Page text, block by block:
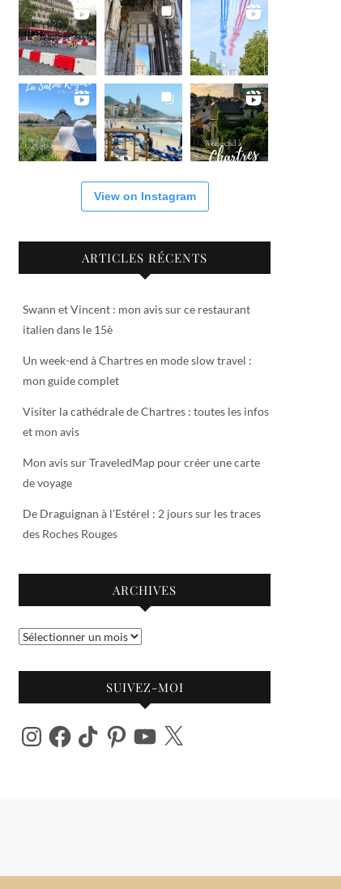
View on Instagram
ARTICLES RÉCENTS
Swann et Vincent : mon avis sur ce restaurant
italien dans le 15è
Un week-end à Chartres en mode slow travel :
mon guide complet
Visiter la cathédrale de Chartres : toutes les infos
et mon avis
Mon avis sur TraveledMap pour créer une carte
de voyage
De Draguignan à l’Estérel : 2 jours sur les traces
des Roches Rouges
ARCHIVES
Archives
SUIVEZ-MOI
InstagramFacebook
TikTok PinterestYouTube
X